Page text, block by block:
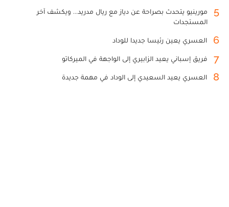
5
مورينيو يتحدث بصراحة عن دياز مع ريال مدريد... ويكشف آخر
المستجدات
6 العسري يعين رئيسا جديدا للوداد
7 فريق إسباني يعيد الزابيري إلى الواجهة في الميركاتو
8 العسري يعيد السعيدي إلى الوداد في مهمة جديدة